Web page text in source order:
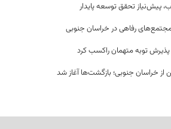
پیش‌نیاز تحقق توسعه پایدار
رفاهی در خراسان جنوبی
توبه متهمان راکسب کرد